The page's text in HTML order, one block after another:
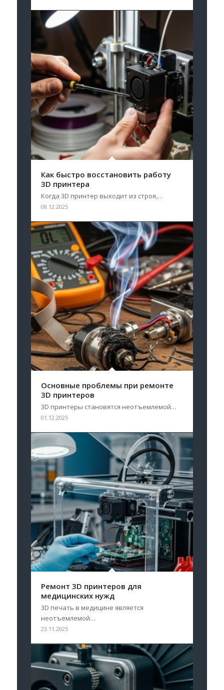
Как быстро восстановить работу
3D принтера
Когда 3D принтер выходит из строя,…
08.12.2025
Основные проблемы при ремонте
3D принтеров
3D принтеры становятся неотъемлемой…
01.12.2025
Ремонт 3D принтеров для
медицинских нужд
3D печать в медицине является
неотъемлемой…
23.11.2025